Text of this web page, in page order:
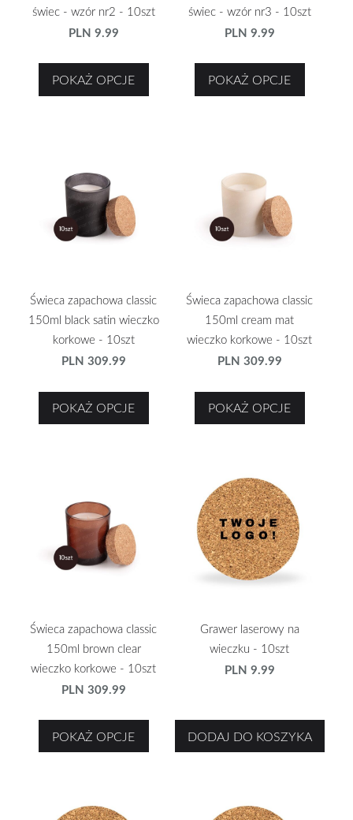
świec - wzór nr2 - 10szt
PLN 9.99
POKAŻ OPCJE
świec - wzór nr3 - 10szt
PLN 9.99
POKAŻ OPCJE
Świeca zapachowa classic
150ml black satin wieczko
korkowe - 10szt
PLN 309.99
POKAŻ OPCJE
Świeca zapachowa classic
150ml cream mat
wieczko korkowe - 10szt
PLN 309.99
POKAŻ OPCJE
Świeca zapachowa classic
150ml brown clear
wieczko korkowe - 10szt
PLN 309.99
POKAŻ OPCJE
Grawer laserowy na
wieczku - 10szt
PLN 9.99
DODAJ DO KOSZYKA